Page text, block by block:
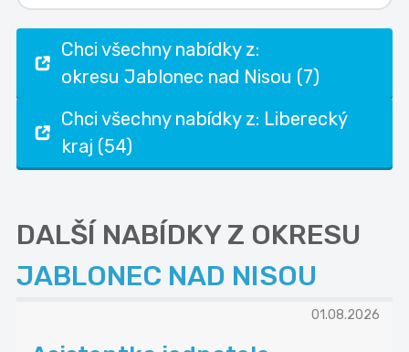
Chci všechny nabídky z:
okresu Jablonec nad Nisou (7)
Chci všechny nabídky z: Liberecký
kraj (54)
DALŠÍ NABÍDKY Z OKRESU
JABLONEC NAD NISOU
01.08.2026